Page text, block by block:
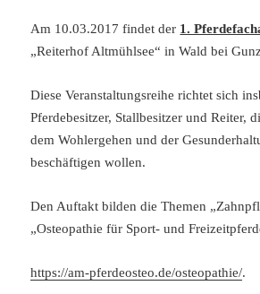
Am 10.03.2017 findet der 1.
„Reiterhof Altmühlsee“ in Wald bei
Diese Veranstaltungsreihe richtet sich
Pferdebesitzer, Stallbesitzer und Reiter,
dem Wohlergehen und der
beschäftigen wollen.
Den Auftakt bilden die Themen
„Osteopathie für Sport- und
https://am-pferdeosteo.de/osteopathie/.